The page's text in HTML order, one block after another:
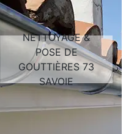
NETTOYAGE &
POSE DE
GOUTTIÈRES 73
SAVOIE